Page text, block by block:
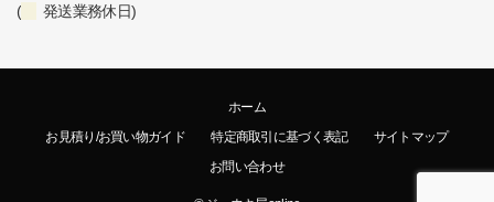
( 発送業務休日)
ホーム
お見積り/お買い物ガイド
特定商取引に基づく表記
サイトマップ
お問い合わせ